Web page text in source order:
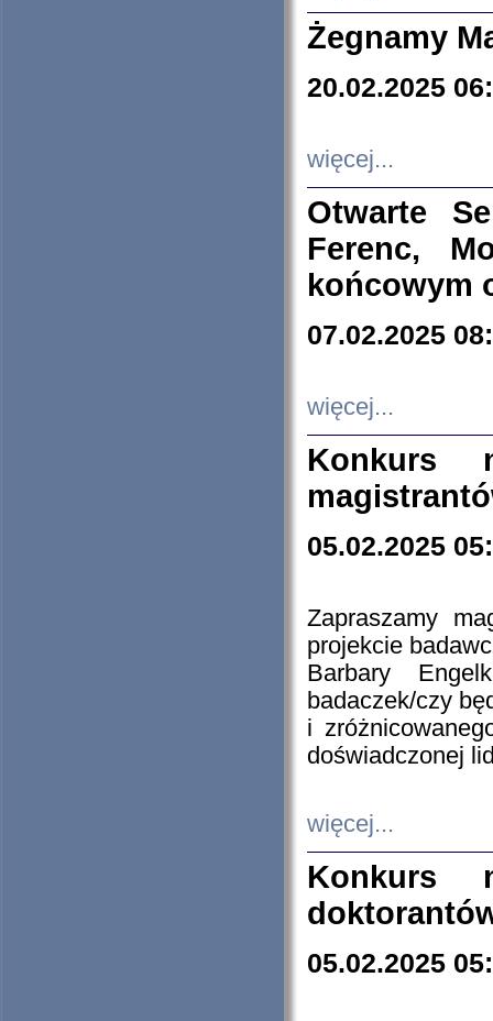
Żegnamy
20.02.2025
więcej...
Otwarte
Ferenc,
końcowym
07.02.2025
więcej...
Konkurs
05.02.2025
Zapraszamy
projekcie
Barbary
badaczek/czy
i
doświadczonej
więcej...
Konkurs
05.02.2025